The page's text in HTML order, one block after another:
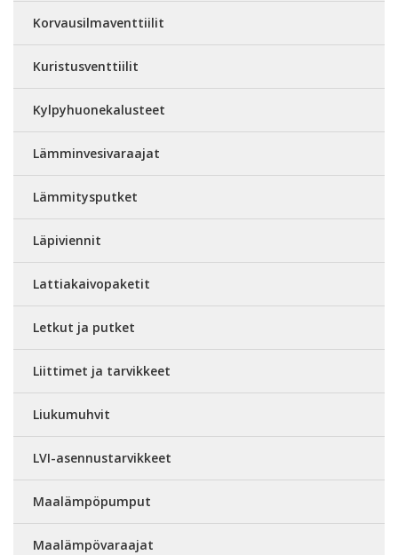
Korvausilmaventtiilit
Kuristusventtiilit
Kylpyhuonekalusteet
Lämminvesivaraajat
Lämmitysputket
Läpiviennit
Lattiakaivopaketit
Letkut ja putket
Liittimet ja tarvikkeet
Liukumuhvit
LVI-asennustarvikkeet
Maalämpöpumput
Maalämpövaraajat